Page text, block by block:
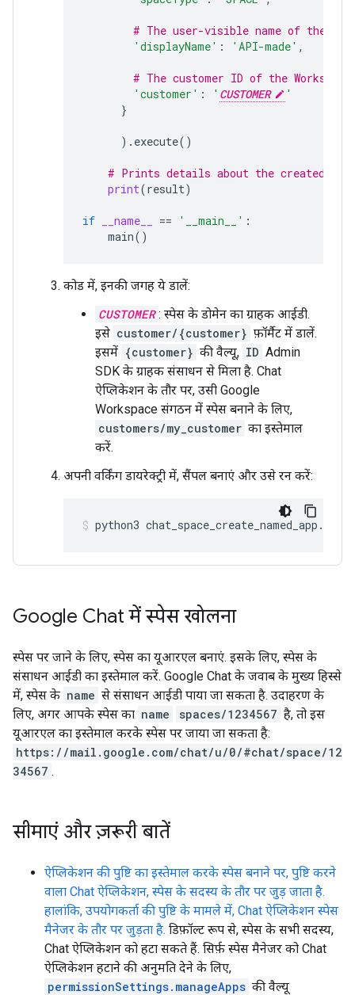
# The user-visible name of the
'displayName' : 'API-made' ,
# The customer ID of the Workspace
'customer' : ' CUSTOMER
'
}
) . execute()
# Prints details about the created
print(result)
if __name__ == '__main__' :
main()
कोड में, इनकी जगह ये डालें:
CUSTOMER : स्पेस के डोमेन का ग्राहक आईडी.
इसे customer/{customer} फ़ॉर्मैट में डालें.
इसमें {customer} की वैल्यू, ID Admin
SDK के ग्राहक संसाधन से मिला है. Chat
ऐप्लिकेशन के तौर पर, उसी Google
Workspace संगठन में स्पेस बनाने के लिए,
customers/my_customer का इस्तेमाल
करें.
अपनी वर्किंग डायरेक्ट्री में, सैंपल बनाएं और उसे रन करें:
python3 chat_space_create_named_app.py
Google Chat में स्पेस खोलना
स्पेस पर जाने के लिए, स्पेस का यूआरएल बनाएं. इसके लिए, स्पेस के
संसाधन आईडी का इस्तेमाल करें. Google Chat के जवाब के मुख्य हिस्से
में, स्पेस के name से संसाधन आईडी पाया जा सकता है. उदाहरण के
लिए, अगर आपके स्पेस का name spaces/1234567 है, तो इस
यूआरएल का इस्तेमाल करके स्पेस पर जाया जा सकता है:
https://mail.google.com/chat/u/0/#chat/space/12
34567 .
सीमाएं और ज़रूरी बातें
ऐप्लिकेशन की पुष्टि का इस्तेमाल करके स्पेस बनाने पर, पुष्टि करने
वाला Chat ऐप्लिकेशन, स्पेस के सदस्य के तौर पर जुड़ जाता है.
हालांकि, उपयोगकर्ता की पुष्टि के मामले में, Chat ऐप्लिकेशन स्पेस
मैनेजर के तौर पर जुड़ता है. डिफ़ॉल्ट रूप से, स्पेस के सभी सदस्य,
Chat ऐप्लिकेशन को हटा सकते हैं. सिर्फ़ स्पेस मैनेजर को Chat
ऐप्लिकेशन हटाने की अनुमति देने के लिए,
permissionSettings.manageApps की वैल्यू